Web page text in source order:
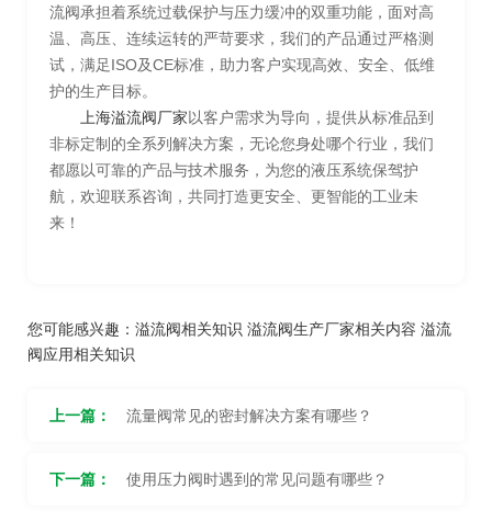
流阀承担着系统过载保护与压力缓冲的双重功能，面对高
温、高压、连续运转的严苛要求，我们的产品通过严格测
试，满足ISO及CE标准，助力客户实现高效、安全、低维
护的生产目标。
上海溢流阀厂家以客户需求为导向，提供从标准品到
非标定制的全系列解决方案，无论您身处哪个行业，我们
都愿以可靠的产品与技术服务，为您的液压系统保驾护
航，欢迎联系咨询，共同打造更安全、更智能的工业未
来！
您可能感兴趣： 溢流阀相关知识 溢流阀生产厂家相关内容 溢流
阀应用相关知识
上一篇： 流量阀常见的密封解决方案有哪些？
下一篇： 使用压力阀时遇到的常见问题有哪些？